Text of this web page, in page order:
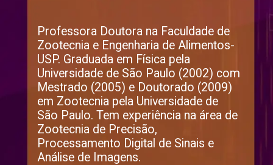
Professora Doutora na Faculdade de
Zootecnia e Engenharia de Alimentos-
USP. Graduada em Física pela
Universidade de São Paulo (2002) com
Mestrado (2005) e Doutorado (2009)
em Zootecnia pela Universidade de
São Paulo. Tem experiência na área de
Zootecnia de Precisão,
Processamento Digital de Sinais e
Análise de Imagens.